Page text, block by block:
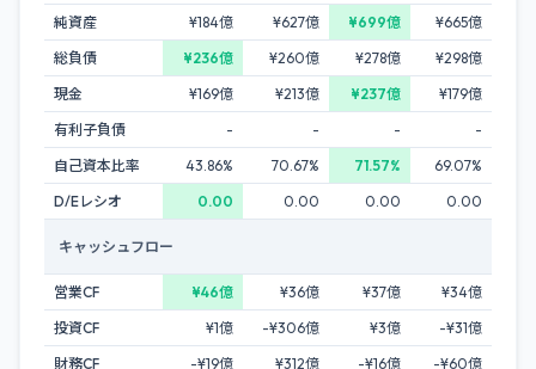
純資産
¥184億 ¥627億 ¥699億
¥665億
総負債
¥236億 ¥260億 ¥278億
¥298億
現金
¥169億 ¥213億 ¥237億
¥179億
有利子負債
- - -
-
自己資本比率
43.86% 70.67% 71.57%
69.07%
D/Eレシオ
0.00 0.00 0.00 0.00
キャッシュフロー
営業CF ¥46億 ¥36億 ¥37億
¥34億
投資CF
¥1億 -¥306億 ¥3億
-¥31億
財務CF
-¥19億 ¥312億 -¥16億
-¥60億